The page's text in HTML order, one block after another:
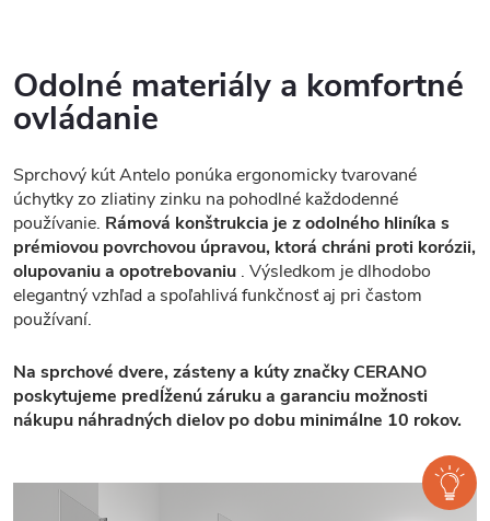
Odolné materiály a komfortné
ovládanie
Sprchový kút Antelo ponúka ergonomicky tvarované
úchytky zo zliatiny zinku na pohodlné každodenné
používanie. Rámová konštrukcia je z odolného hliníka s
prémiovou povrchovou úpravou, ktorá chráni proti korózii,
olupovaniu a opotrebovaniu . Výsledkom je dlhodobo
elegantný vzhľad a spoľahlivá funkčnosť aj pri častom
používaní.
Na sprchové dvere, zásteny a kúty značky CERANO
poskytujeme predĺženú záruku a garanciu možnosti
nákupu náhradných dielov po dobu minimálne 10 rokov.